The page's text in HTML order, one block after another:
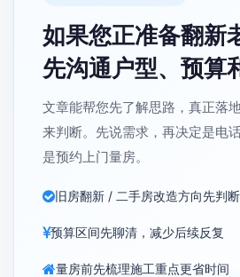
如果您正准备翻新
先沟通户型、预算
文章能帮您先了解思路，真正落
来判断。先说需求，再决定是电
是预约上门量房。
旧房翻新 / 二手房改造方向先判断
预算区间先聊清，减少后续反复
量房前先梳理施工重点更省时间